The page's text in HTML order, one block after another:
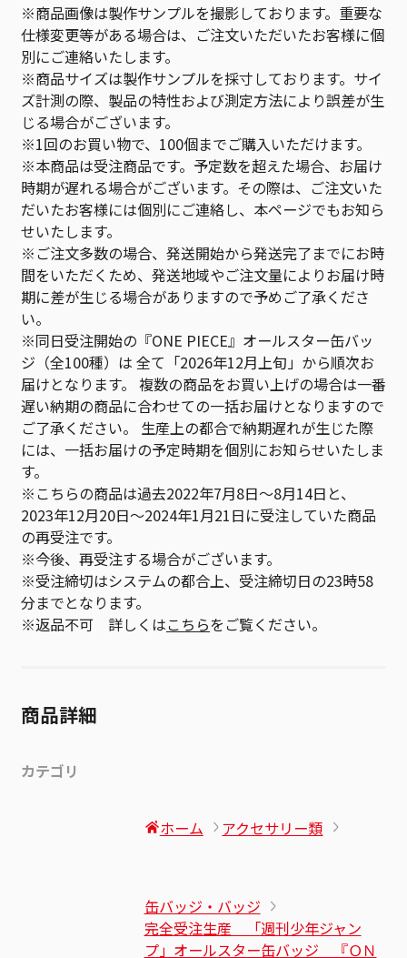
※商品画像は製作サンプルを撮影しております。重要な
仕様変更等がある場合は、ご注文いただいたお客様に個
別にご連絡いたします。
※商品サイズは製作サンプルを採寸しております。サイ
ズ計測の際、製品の特性および測定方法により誤差が生
じる場合がございます。
※1回のお買い物で、100個までご購入いただけます。
※本商品は受注商品です。予定数を超えた場合、お届け
時期が遅れる場合がございます。その際は、ご注文いた
だいたお客様には個別にご連絡し、本ページでもお知ら
せいたします。
※ご注文多数の場合、発送開始から発送完了までにお時
間をいただくため、発送地域やご注文量によりお届け時
期に差が生じる場合がありますので予めご了承くださ
い。
※同日受注開始の『ONE PIECE』オールスター缶バッ
ジ（全100種）は 全て「2026年12月上旬」から順次お
届けとなります。 複数の商品をお買い上げの場合は一番
遅い納期の商品に合わせての一括お届けとなりますので
ご了承ください。 生産上の都合で納期遅れが生じた際
には、一括お届けの予定時期を個別にお知らせいたしま
す。
※こちらの商品は過去2022年7月8日～8月14日と、
2023年12月20日～2024年1月21日に受注していた商品
の再受注です。
※今後、再受注する場合がございます。
※受注締切はシステムの都合上、受注締切日の23時58
分までとなります。
※返品不可 詳しくはこちらをご覧ください。
商品詳細
カテゴリ
ホーム アクセサリー類
缶バッジ・バッジ
完全受注生産 「週刊少年ジャン
プ」オールスター缶バッジ 『ＯＮ